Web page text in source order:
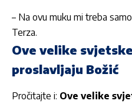
– Na ovu muku mi treba
Terza.
Ove velike
proslavljaju Božić
Pročitajte i: Ove velike